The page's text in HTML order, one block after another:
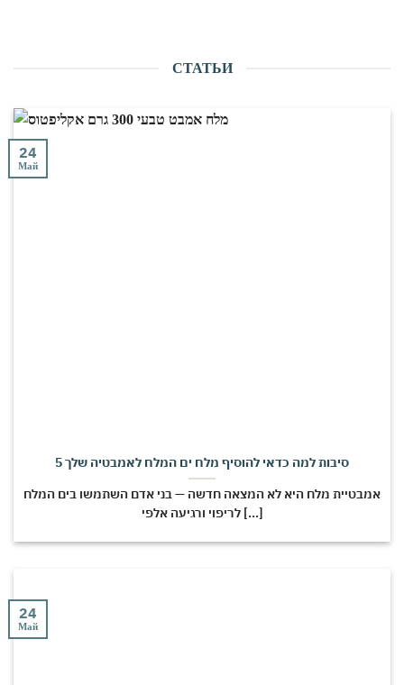
СТАТЬИ
5 סיבות למה כדאי להוסיף מלח ים המלח לאמבטיה שלך
אמבטיית מלח היא לא המצאה חדשה — בני אדם השתמשו בים המלח
לריפוי ורגיעה אלפי [...]
24
Май
24
Май